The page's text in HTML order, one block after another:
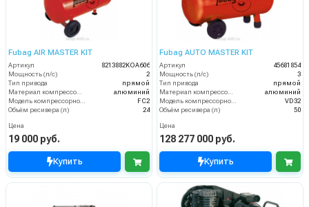
Fubag AIR MASTER KIT
Артикул
8213882KOA606
Мощность (л/с)
2
Тип привода
прямой
Материал компрессорной головки
алюминий
Модель компрессорной головки
FC2
Объём ресивера (л)
24
Цена
19 000 руб.
Купить
Fubag AUTO MASTER KIT
Артикул
45681854
Мощность (л/с)
3
Тип привода
прямой
Материал компрессорной головки
алюминий
Модель компрессорной головки
VD32
Объём ресивера (л)
50
Цена
128 277 000 руб.
Купить